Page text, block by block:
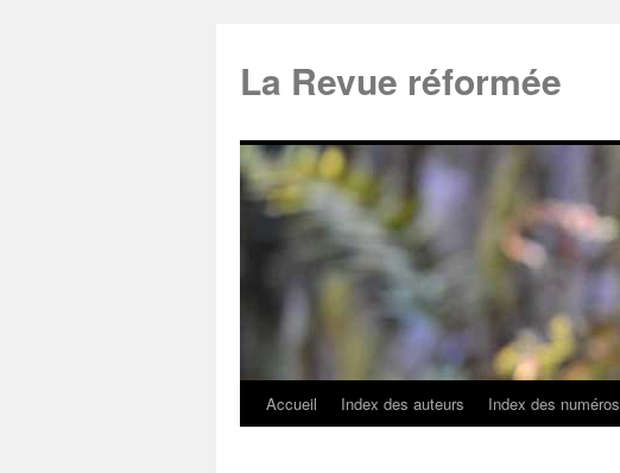
La Revue réformée
Accueil Index des auteurs Index des numéros